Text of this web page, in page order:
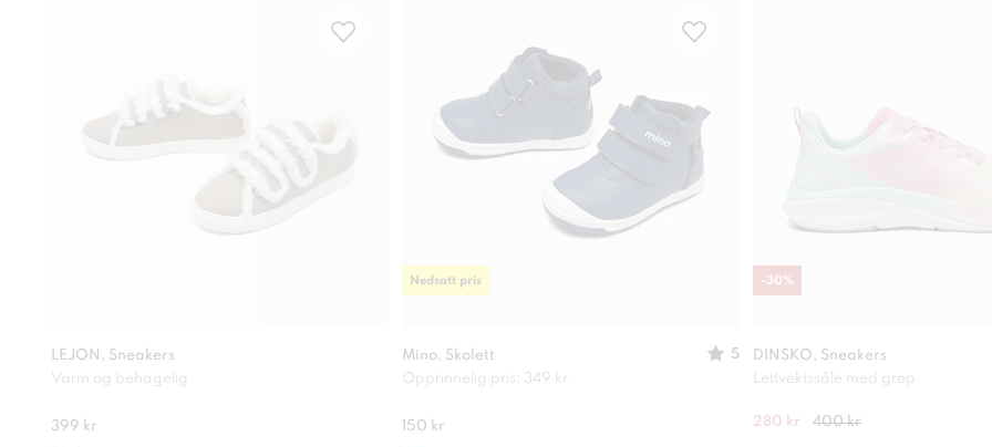
LEJON, Sneakers
Varm og behagelig
399 kr
Mino, Skolett
5
Opprinnelig pris: 349 kr
150 kr
Nedsatt pris
DINSKO, Sneakers
Lettvektssåle med grep
280 kr 400 kr
-30%